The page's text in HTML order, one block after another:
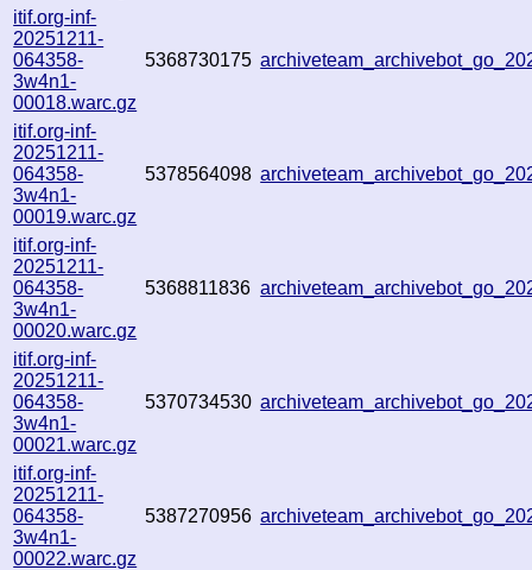
itif.org-inf-
20251211-
064358-
3w4n1-
00018.warc.gz
5368730175
itif.org-inf-
20251211-
064358-
3w4n1-
00019.warc.gz
5378564098
itif.org-inf-
20251211-
064358-
3w4n1-
00020.warc.gz
5368811836
itif.org-inf-
20251211-
064358-
3w4n1-
00021.warc.gz
5370734530
itif.org-inf-
20251211-
064358-
3w4n1-
00022.warc.gz
5387270956